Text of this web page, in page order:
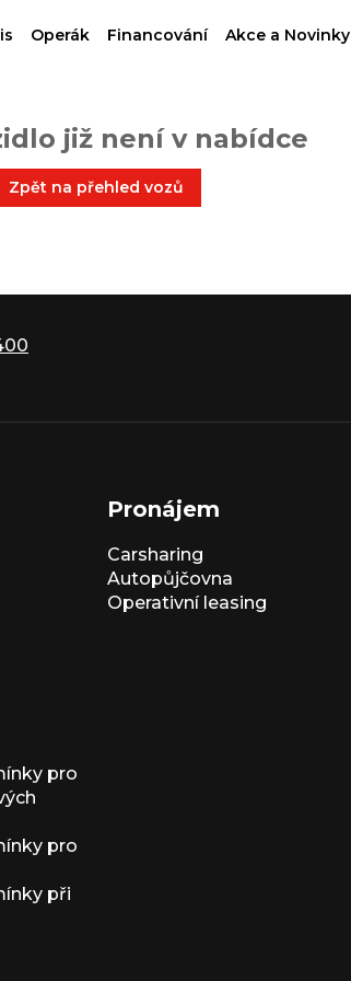
Operák Financování Akce a Novinky
již není v nabídce
Zpět na přehled vozů
Pronájem
Carsharing
Autopůjčovna
Operativní leasing
pro
pro
při